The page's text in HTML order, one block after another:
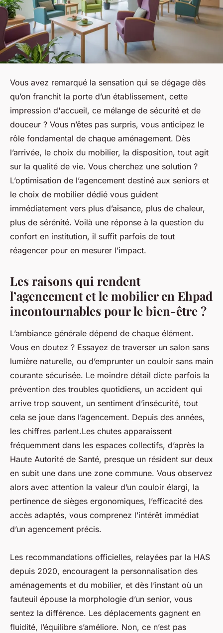
Vous avez remarqué la sensation qui se dégage dès
qu’on franchit la porte d’un établissement, cette
impression d'accueil, ce mélange de sécurité et de
douceur ? Vous n’êtes pas surpris, vous anticipez le
rôle fondamental de chaque aménagement. Dès
l’arrivée, le choix du mobilier, la disposition, tout agit
sur la qualité de vie. Vous cherchez une solution ?
L’optimisation de l’agencement destiné aux seniors et
le choix de mobilier dédié vous guident
immédiatement vers plus d’aisance, plus de chaleur,
plus de sérénité. Voilà une réponse à la question du
confort en institution, il suffit parfois de tout
réagencer pour en mesurer l’impact.
Les raisons qui rendent
l’agencement et le mobilier en Ehpad
incontournables pour le bien-être ?
L’ambiance générale dépend de chaque élément.
Vous en doutez ? Essayez de traverser un salon sans
lumière naturelle, ou d’emprunter un couloir sans main
courante sécurisée. Le moindre détail dicte parfois la
prévention des troubles quotidiens, un accident qui
arrive trop souvent, un sentiment d’insécurité, tout
cela se joue dans l’agencement. Depuis des années,
les chiffres parlent.Les chutes apparaissent
fréquemment dans les espaces collectifs, d’après la
Haute Autorité de Santé, presque un résident sur deux
en subit une dans une zone commune. Vous observez
alors avec attention la valeur d’un couloir élargi, la
pertinence de sièges ergonomiques, l’efficacité des
accès adaptés, vous comprenez l’intérêt immédiat
d’un agencement précis.
Les recommandations officielles, relayées par la HAS
depuis 2020, encouragent la personnalisation des
aménagements et du mobilier, et dès l’instant où un
fauteuil épouse la morphologie d’un senior, vous
sentez la différence. Les déplacements gagnent en
fluidité, l’équilibre s’améliore. Non, ce n’est pas